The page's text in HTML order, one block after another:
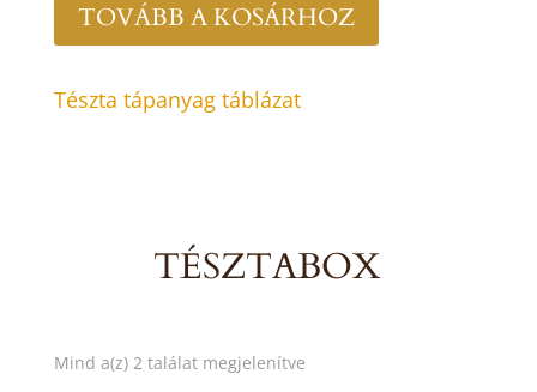
TOVÁBB A KOSÁRHOZ
Tészta tápanyag táblázat
TÉSZTABOX
Mind a(z) 2 találat megjelenítve